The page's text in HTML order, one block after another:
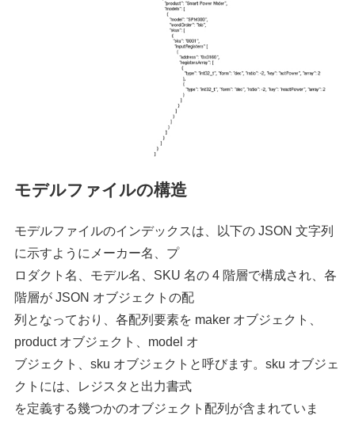
モデルファイルの構造
モデルファイルのインデックスは、以下の JSON 文字列
に示すようにメーカー名、プ
ロダクト名、モデル名、SKU 名の 4 階層で構成され、各
階層が JSON オブジェクトの配
列となっており、各配列要素を maker オブジェクト、
product オブジェクト、model オ
ブジェクト、sku オブジェクトと呼びます。sku オブジェ
クトには、レジスタと出力書式
を定義する幾つかのオブジェクト配列が含まれていま